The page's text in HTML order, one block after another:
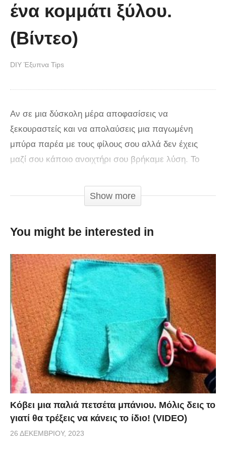
λουλούδια στο βάζο.
ένα κομμάτι ξύλου.
(Βίντεο)
DIY Έξυπνα Tips
Αν σε μια δύσκολη μέρα αποφασίσεις να
ξεκουραστείς και να απολαύσεις μια παγωμένη
μπύρα παρέα με τους φίλους σου αλλά δεν έχεις
μαζί σου κάποιο ανοιχτήρι σου βρήκαμε λύση. Το
φτιάξουμε ένα σε λιγότερο από ένα λεπτό
χρησιμοποιώντας ένα καρφί και ένα κομμάτι ξύλου.
Show more
You might be interested in
Κόβει μια παλιά πετσέτα μπάνιου. Μόλις δεις το
γιατί θα τρέξεις να κάνεις το ίδιο! (VIDEO)
26 ΔΕΚΕΜΒΡΊΟΥ, 2023